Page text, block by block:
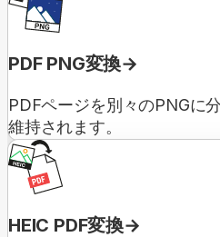
PDF PNG変換
PDFページを別々のPNGに
維持されます。
HEIC PDF変換